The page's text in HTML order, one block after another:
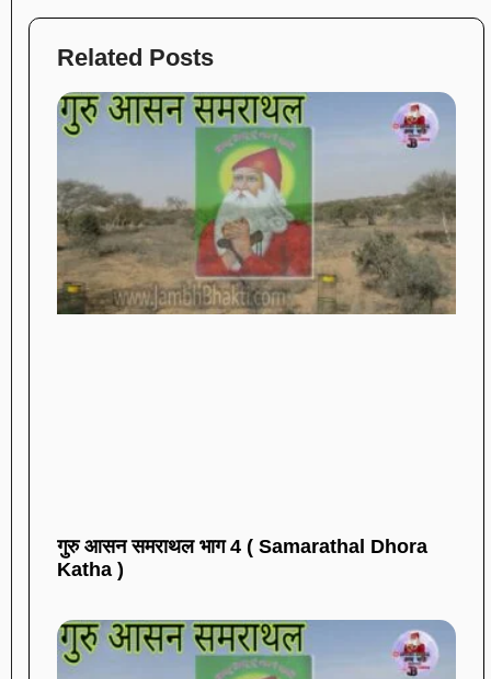
Related Posts
गुरु आसन समराथल भाग 4 ( Samarathal Dhora
Katha )